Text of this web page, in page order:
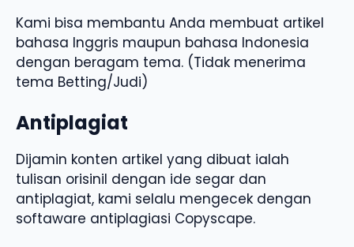
Kami bisa membantu Anda membuat artikel
bahasa Inggris maupun bahasa Indonesia
dengan beragam tema. (Tidak menerima
tema Betting/Judi)
Antiplagiat
Dijamin konten artikel yang dibuat ialah
tulisan orisinil dengan ide segar dan
antiplagiat, kami selalu mengecek dengan
softaware antiplagiasi Copyscape.